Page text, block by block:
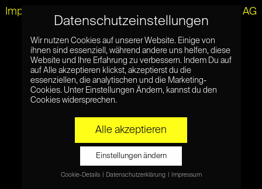
Impressum © Netzpiloten AG
Datenschutzeinstellungen
Wir nutzen Cookies auf unserer Website. Einige von
ihnen sind essenziell, während andere uns helfen, diese
Website und Ihre Erfahrung zu verbessern. Indem Du auf
auf Alle akzeptieren klickst, akzeptierst du die
essenziellen, die analytischen und die Marketing-
Cookies. Unter Einstellungen Ändern, kannst du den
Cookies widersprechen.
Alle akzeptieren
Einstellungen ändern
Cookie-Details Datenschutzerklärung Impressum